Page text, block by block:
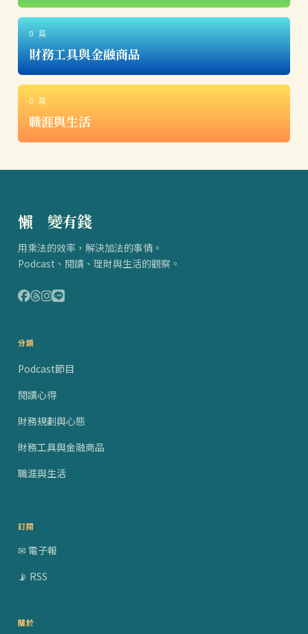
0 篇
財務工具與金融商品
0 篇
職涯與生活
懶得 變有錢
用乘法的效率，解決加法的事情。
Podcast、閱讀、理財與生活的觀察。
分類
Podcast節目
閱讀心得
財務規劃與心態
財務工具與金融商品
職涯與生活
訂閱
✉ 電子報
📡 RSS
關於